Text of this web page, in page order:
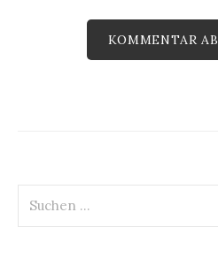
nach: